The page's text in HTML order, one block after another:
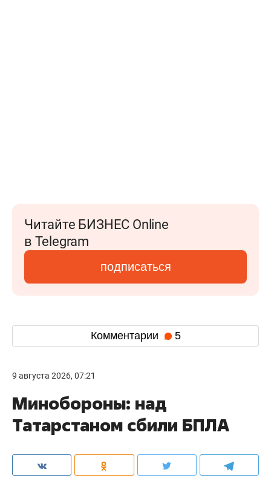
Читайте БИЗНЕС Online
в Telegram
подписаться
Комментарии 5
9 августа 2026, 07:21
Минобороны: над
Татарстаном сбили БПЛА